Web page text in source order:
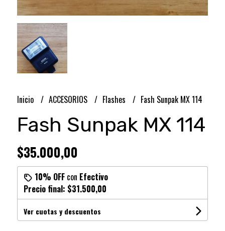
Inicio ACCESORIOS Flashes Fash Sunpak MX 114
Fash Sunpak MX 114
$35.000,00
10% OFFcon Efectivo
Precio final: $31.500,00
Ver cuotas y descuentos